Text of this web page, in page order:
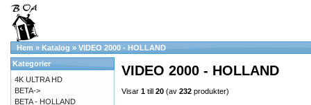
Hem » Katalog » VIDEO 2000 - HOLLAND
VIDEO 2000 - HOLLAND
Visar 1 till 20 (av 232 produkter)
Kategorier
4K ULTRA HD
BETA->
BETA - HOLLAND